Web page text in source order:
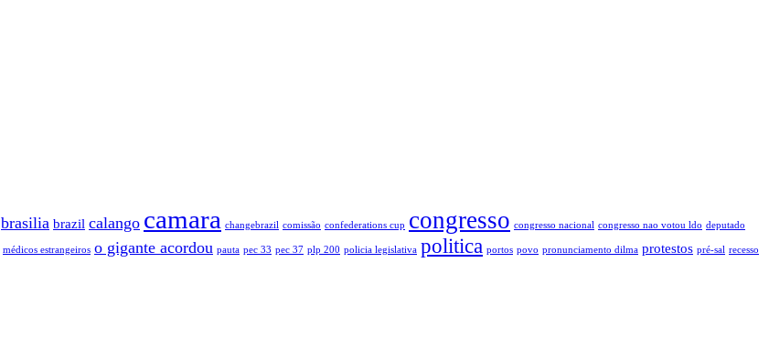
brasilia brazil calango camara changebrazil comissão confederations cup congresso congresso nacional congresso nao votou ldo deputado
médicos estrangeiros o gigante acordou pauta pec 33 pec 37 plp 200 policia legislativa politica portos povo pronunciamento dilma protestos pré-sal recesso